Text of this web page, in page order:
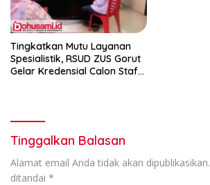
Tingkatkan Mutu Layanan
Spesialistik, RSUD ZUS Gorut
Gelar Kredensial Calon Staf
Tinggalkan Balasan
Alamat email Anda tidak akan dipublikasikan.
ditandai *